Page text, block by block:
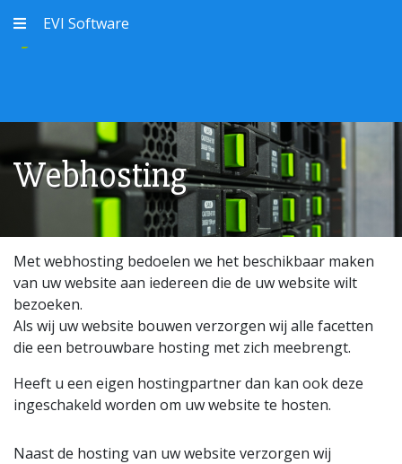
EVI Software
Webhosting
Met webhosting bedoelen we het beschikbaar maken
van uw website aan iedereen die de uw website wilt
bezoeken.
Als wij uw website bouwen verzorgen wij alle facetten
die een betrouwbare hosting met zich meebrengt.
Heeft u een eigen hostingpartner dan kan ook deze
ingeschakeld worden om uw website te hosten.
Naast de hosting van uw website verzorgen wij